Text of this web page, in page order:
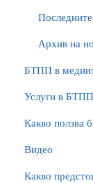
Архив на
БTПП в
Услуги в БТПП
Какво ползва
Видео
Какво